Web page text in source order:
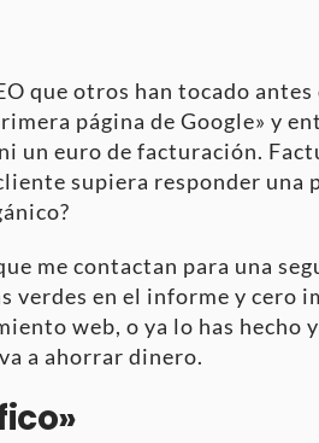
que otros han tocado
página de Google» y
un euro de facturación.
supiera responder una
me contactan para una
en el informe y cero
web, o ya lo has hecho
a ahorrar dinero.